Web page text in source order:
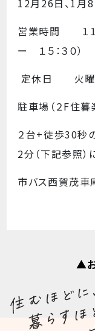
営業時間 １１：
ー １５：３０）
定休日 火曜
駐車場（２F住暮
２台+徒歩30秒
2分（下記参照）
市バス西賀茂車
▲